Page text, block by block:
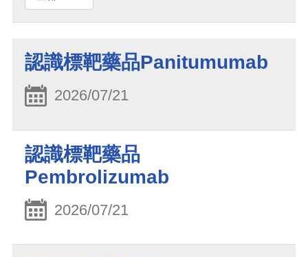
認識標靶藥品Panitumumab
2026/07/21
認識標靶藥品
Pembrolizumab
2026/07/21